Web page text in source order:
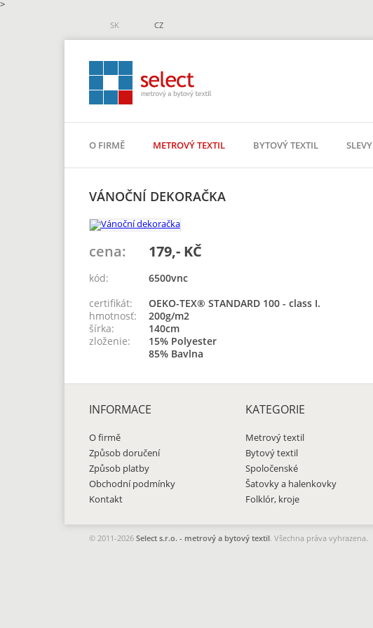
>
SK CZ
O FIRMĚ METROVÝ TEXTIL BYTOVÝ TEXTIL SLEVY
VÁNOČNÍ DEKORAČKA
cena: 179,- KČ
kód:
6500vnc
certifikát:
OEKO-TEX® STANDARD 100 - class I.
hmotnosť:
200g/m2
šírka:
140cm
zloženie:
15% Polyester
85% Bavlna
INFORMACE
O firmě
Způsob doručení
Způsob platby
Obchodní podmínky
Kontakt
KATEGORIE
Metrový textil
Bytový textil
Spoločenské
Šatovky a halenkovky
Folklór, kroje
© 2011-2026 Select s.r.o. - metrový a bytový textil. Všechna práva vyhrazena.